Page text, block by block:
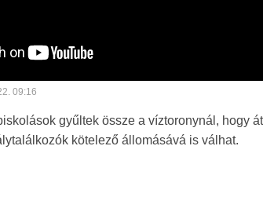
09:16
gyűltek össze a víztoronynál, hogy
kötelező állomásává is válhat.